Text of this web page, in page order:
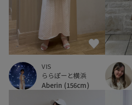
VIS
ららぽーと横浜
Aberin (156cm)